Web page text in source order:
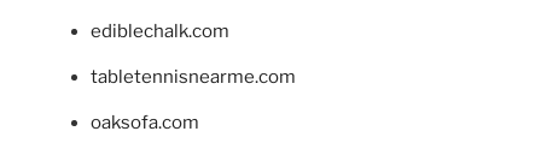
ediblechalk.com
tabletennisnearme.com
oaksofa.com